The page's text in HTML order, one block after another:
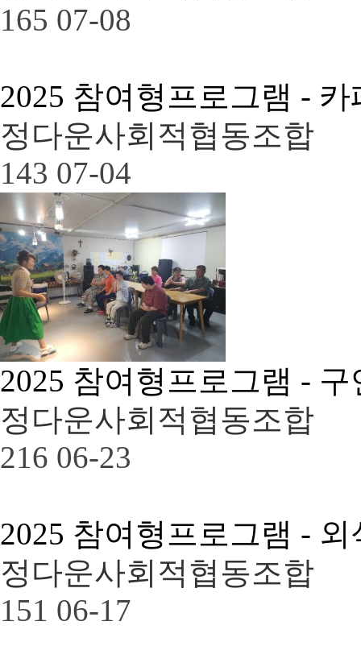
165 07-08
2025 참여형프로그램 -
정다운사회적협동조합
143 07-04
2025 참여형프로그램 - 구
정다운사회적협동조합
216 06-23
2025 참여형프로그램 -
정다운사회적협동조합
151 06-17